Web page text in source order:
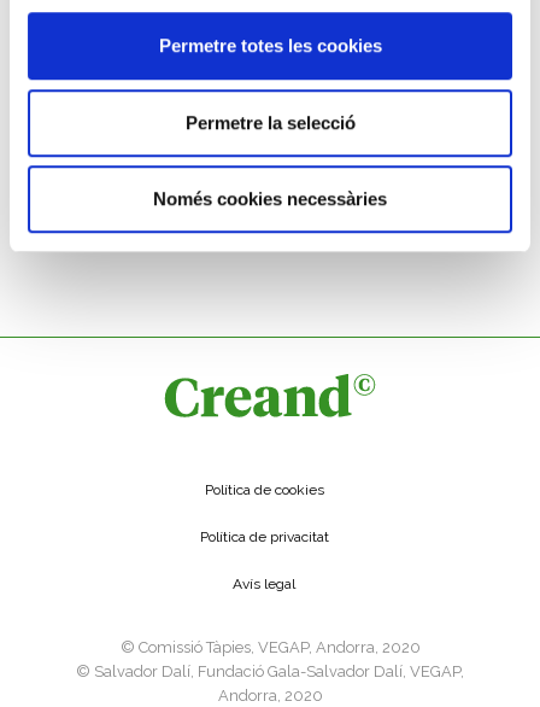
Permetre totes les cookies
Permetre la selecció
Només cookies necessàries
MIQUEL VILLÀ
Política de cookies
Política de privacitat
Avís legal
©️ Comissió Tàpies, VEGAP, Andorra, 2020
©️ Salvador Dalí, Fundació Gala-Salvador Dalí, VEGAP,
Andorra, 2020